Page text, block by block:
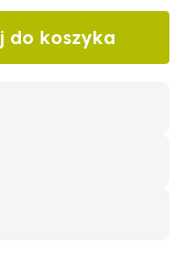
do koszyka